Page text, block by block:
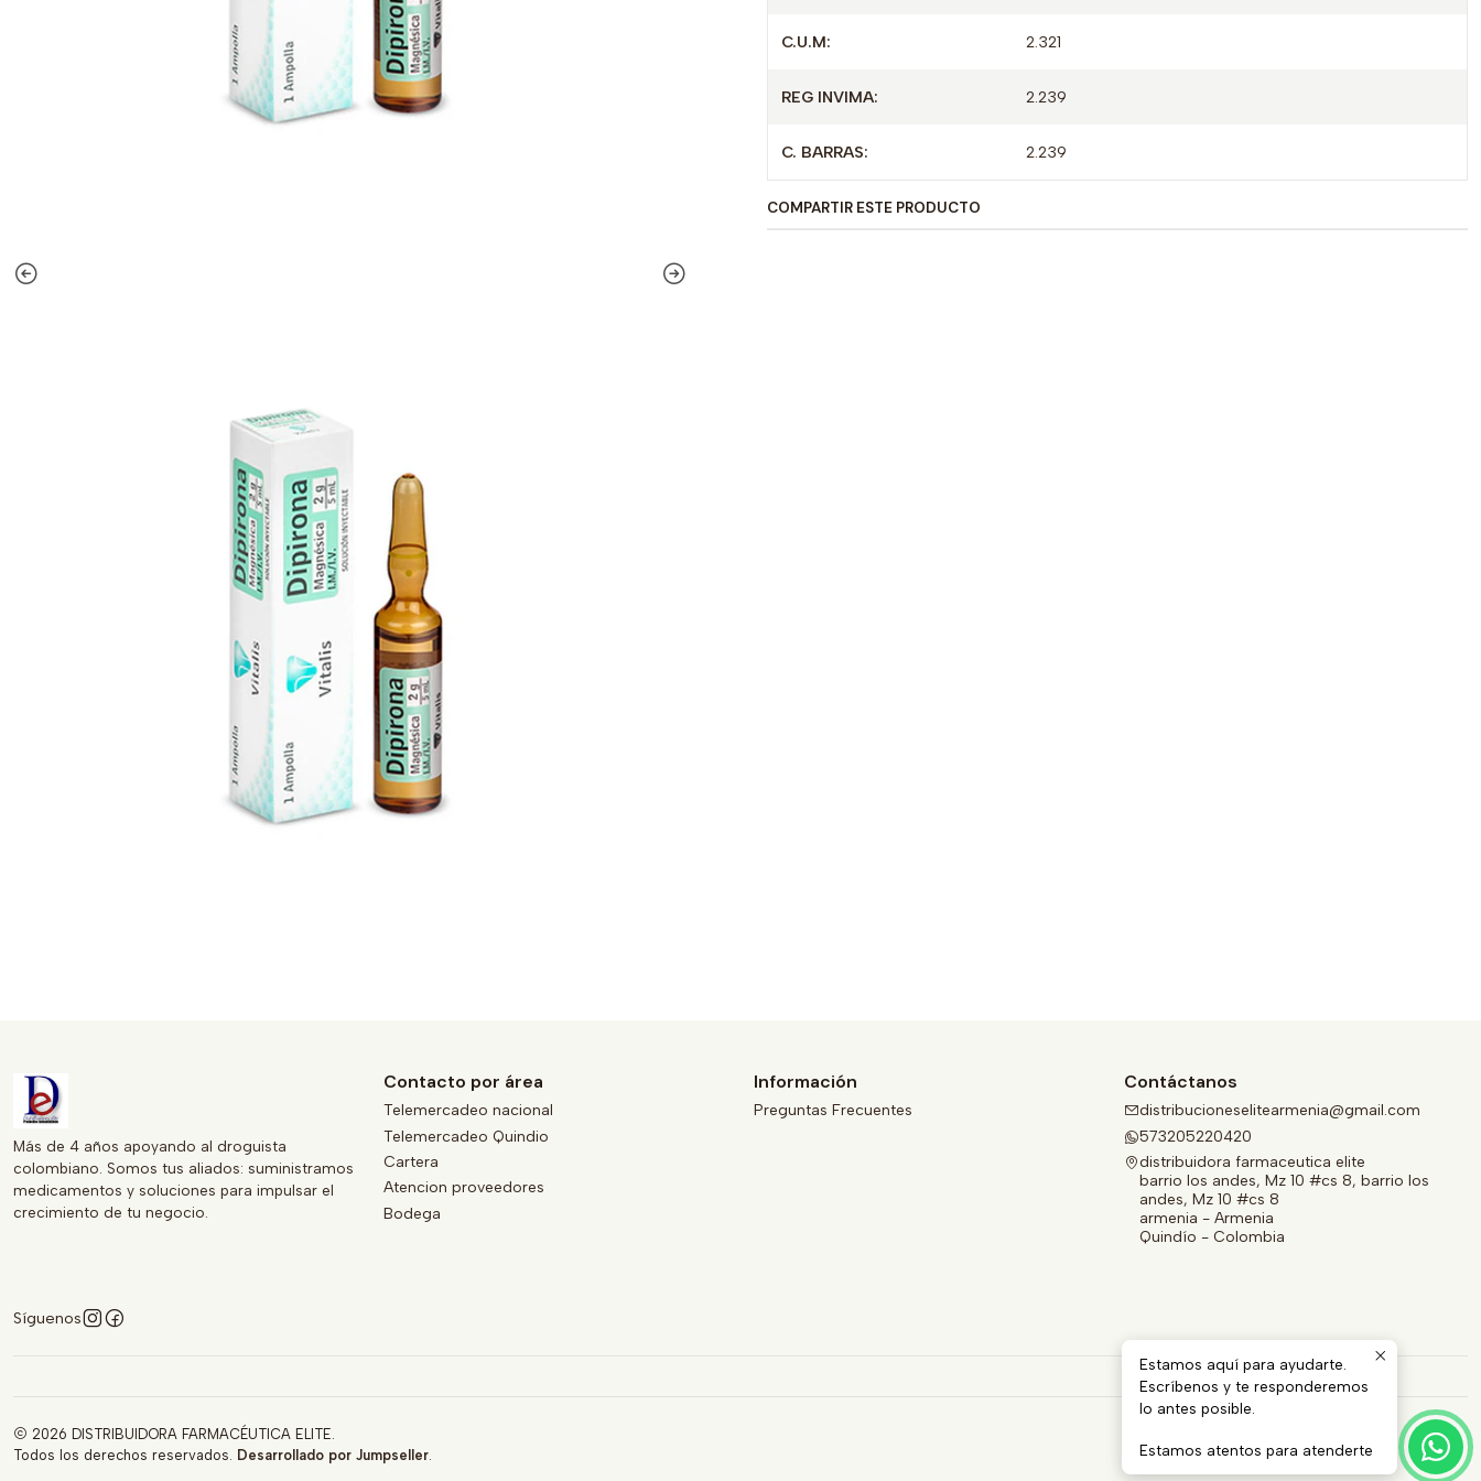
C.U.M: 2.321
REG INVIMA: 2.239
C. BARRAS: 2.239
COMPARTIR ESTE PRODUCTO
Más de 4 años apoyando al droguista
colombiano. Somos tus aliados: suministramos
medicamentos y soluciones para impulsar el
crecimiento de tu negocio.
Síguenos
Contacto por área
Telemercadeo nacional
Telemercadeo Quindio
Cartera
Atencion proveedores
Bodega
Información
Preguntas Frecuentes
Contáctanos
distribucioneselitearmenia@gmail.com
573205220420
distribuidora farmaceutica elite
barrio los andes, Mz 10 #cs 8, barrio los
andes, Mz 10 #cs 8
armenia - Armenia
Quindío - Colombia
2026 DISTRIBUIDORA FARMACÉUTICA ELITE.
Todos los derechos reservados. Desarrollado por Jumpseller.
Estamos aquí para ayudarte.
Escríbenos y te responderemos
lo antes posible.
Estamos atentos para atenderte